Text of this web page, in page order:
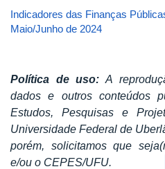
Indicadores das Finanças
Maio/Junho de 2024
Política de uso: A
dados e outros conteúdos
Estudos, Pesquisas e
Universidade Federal de
porém, solicitamos que
e/ou o CEPES/UFU.